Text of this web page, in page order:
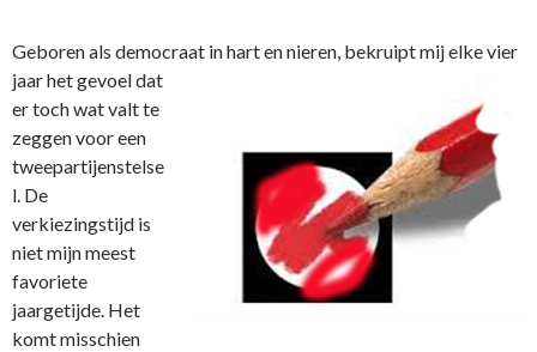
Geboren als democraat in hart en nieren, bekruipt mij elke vier
jaar het gevoel dat
er toch wat valt te
zeggen voor een
tweepartijenstelse
l. De
verkiezingstijd is
niet mijn meest
favoriete
jaargetijde. Het
komt misschien